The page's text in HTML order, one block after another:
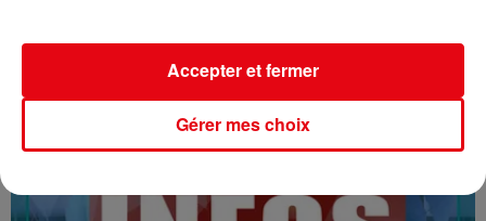
Gérer mes choix
Accepter et fermer